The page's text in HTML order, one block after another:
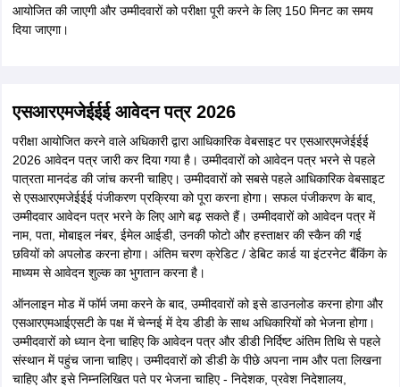
आयोजित की जाएगी और उम्मीदवारों को परीक्षा पूरी करने के लिए 150 मिनट का समय
दिया जाएगा।
एसआरएमजेईईई आवेदन पत्र 2026
परीक्षा आयोजित करने वाले अधिकारी द्वारा आधिकारिक वेबसाइट पर एसआरएमजेईईई
2026 आवेदन पत्र जारी कर दिया गया है। उम्मीदवारों को आवेदन पत्र भरने से पहले
पात्रता मानदंड की जांच करनी चाहिए। उम्मीदवारों को सबसे पहले आधिकारिक वेबसाइट
से एसआरएमजेईईई पंजीकरण प्रक्रिया को पूरा करना होगा। सफल पंजीकरण के बाद,
उम्मीदवार आवेदन पत्र भरने के लिए आगे बढ़ सकते हैं। उम्मीदवारों को आवेदन पत्र में
नाम, पता, मोबाइल नंबर, ईमेल आईडी, उनकी फोटो और हस्ताक्षर की स्कैन की गई
छवियों को अपलोड करना होगा। अंतिम चरण क्रेडिट / डेबिट कार्ड या इंटरनेट बैंकिंग के
माध्यम से आवेदन शुल्क का भुगतान करना है।
ऑनलाइन मोड में फॉर्म जमा करने के बाद, उम्मीदवारों को इसे डाउनलोड करना होगा और
एसआरएमआईएसटी के पक्ष में चेन्नई में देय डीडी के साथ अधिकारियों को भेजना होगा।
उम्मीदवारों को ध्यान देना चाहिए कि आवेदन पत्र और डीडी निर्दिष्ट अंतिम तिथि से पहले
संस्थान में पहुंच जाना चाहिए। उम्मीदवारों को डीडी के पीछे अपना नाम और पता लिखना
चाहिए और इसे निम्नलिखित पते पर भेजना चाहिए - निदेशक, प्रवेश निदेशालय,